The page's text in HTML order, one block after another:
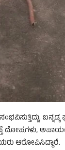
ದೋಷಗಳು,
ಆರೋಪಿಸಿದ್ದಾರೆ.